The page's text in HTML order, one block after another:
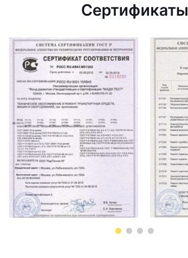
Сертификаты